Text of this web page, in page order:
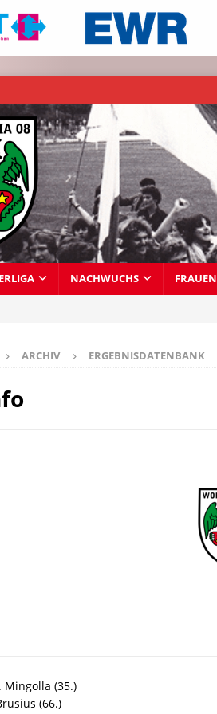
NACHWUCHS FRAUEN
ARCHIV ERGEBNISDATENBANK
Mingolla (35.)
(66.)